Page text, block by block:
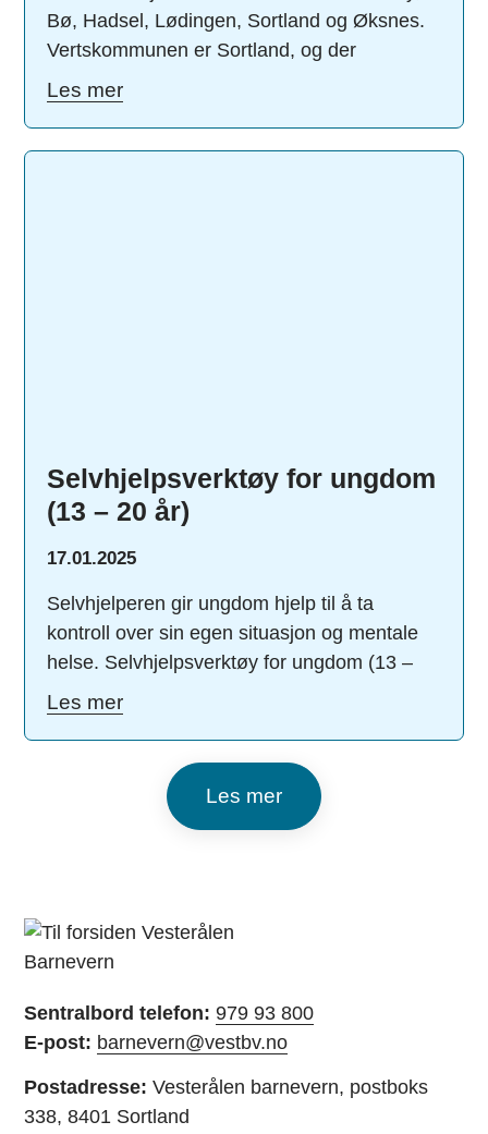
Bø, Hadsel, Lødingen, Sortland og Øksnes.
Vertskommunen er Sortland, og der
Les mer
Selvhjelpsverktøy for ungdom
(13 – 20 år)
17.01.2025
Selvhjelperen gir ungdom hjelp til å ta
kontroll over sin egen situasjon og mentale
helse. Selvhjelpsverktøy for ungdom (13 –
Les mer
Les mer
Sentralbord telefon: 979 93 800
E-post: barnevern@vestbv.no
Postadresse: Vesterålen barnevern, postboks
338, 8401 Sortland